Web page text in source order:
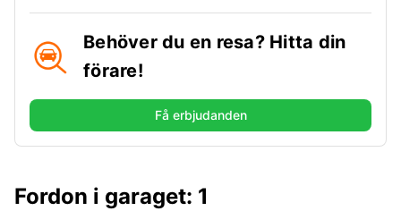
Behöver du en resa? Hitta din
förare!
Få erbjudanden
Fordon i garaget: 1